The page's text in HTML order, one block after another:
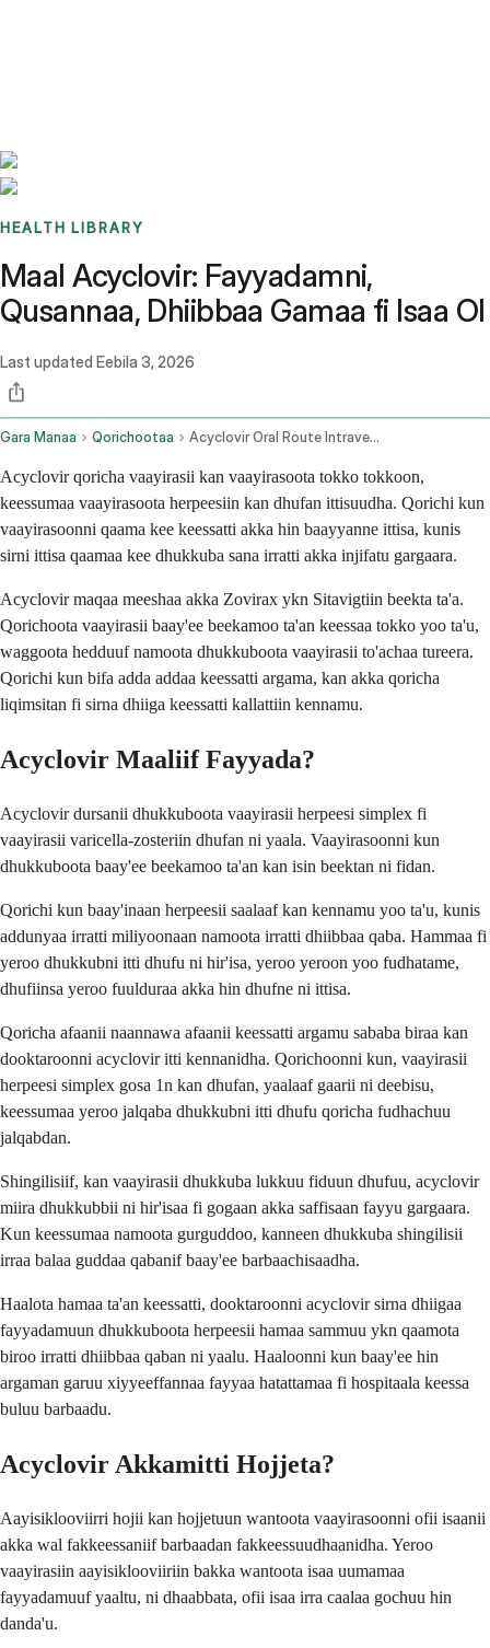
HEALTH LIBRARY
Maal Acyclovir: Fayyadamni,
Qusannaa, Dhiibbaa Gamaa fi Isaa Ol
Last updated Eebila 3, 2026
Gara Manaa Qorichootaa Acyclovir Oral Route Intravenous Route
Acyclovir qoricha vaayirasii kan vaayirasoota tokko tokkoon,
keessumaa vaayirasoota herpeesiin kan dhufan ittisuudha. Qorichi kun
vaayirasoonni qaama kee keessatti akka hin baayyanne ittisa, kunis
sirni ittisa qaamaa kee dhukkuba sana irratti akka injifatu gargaara.
Acyclovir maqaa meeshaa akka Zovirax ykn Sitavigtiin beekta ta'a.
Qorichoota vaayirasii baay'ee beekamoo ta'an keessaa tokko yoo ta'u,
waggoota hedduuf namoota dhukkuboota vaayirasii to'achaa tureera.
Qorichi kun bifa adda addaa keessatti argama, kan akka qoricha
liqimsitan fi sirna dhiiga keessatti kallattiin kennamu.
Acyclovir Maaliif Fayyada?
Acyclovir dursanii dhukkuboota vaayirasii herpeesi simplex fi
vaayirasii varicella-zosteriin dhufan ni yaala. Vaayirasoonni kun
dhukkuboota baay'ee beekamoo ta'an kan isin beektan ni fidan.
Qorichi kun baay'inaan herpeesii saalaaf kan kennamu yoo ta'u, kunis
addunyaa irratti miliyoonaan namoota irratti dhiibbaa qaba. Hammaa fi
yeroo dhukkubni itti dhufu ni hir'isa, yeroo yeroon yoo fudhatame,
dhufiinsa yeroo fuulduraa akka hin dhufne ni ittisa.
Qoricha afaanii naannawa afaanii keessatti argamu sababa biraa kan
dooktaroonni acyclovir itti kennanidha. Qorichoonni kun, vaayirasii
herpeesi simplex gosa 1n kan dhufan, yaalaaf gaarii ni deebisu,
keessumaa yeroo jalqaba dhukkubni itti dhufu qoricha fudhachuu
jalqabdan.
Shingilisiif, kan vaayirasii dhukkuba lukkuu fiduun dhufuu, acyclovir
miira dhukkubbii ni hir'isaa fi gogaan akka saffisaan fayyu gargaara.
Kun keessumaa namoota gurguddoo, kanneen dhukkuba shingilisii
irraa balaa guddaa qabanif baay'ee barbaachisaadha.
Haalota hamaa ta'an keessatti, dooktaroonni acyclovir sirna dhiigaa
fayyadamuun dhukkuboota herpeesii hamaa sammuu ykn qaamota
biroo irratti dhiibbaa qaban ni yaalu. Haaloonni kun baay'ee hin
argaman garuu xiyyeeffannaa fayyaa hatattamaa fi hospitaala keessa
buluu barbaadu.
Acyclovir Akkamitti Hojjeta?
Aayisiklooviirri hojii kan hojjetuun wantoota vaayirasoonni ofii isaanii
akka wal fakkeessaniif barbaadan fakkeessuudhaanidha. Yeroo
vaayirasiin aayisiklooviiriin bakka wantoota isaa uumamaa
fayyadamuuf yaaltu, ni dhaabbata, ofii isaa irra caalaa gochuu hin
danda'u.